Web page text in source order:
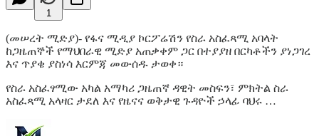
1
(መሠረት ሚድያ)- የፋና ሚዲያ ኮርፖሬሽን የስራ አስፈጻሚ አባላት
ከጋዜጠኞች የማህበራዊ ሚድያ አጠቃቀም ጋር በተያያዘ በርካቶችን ያነጋገረ
እና ጥያቄ ያስነሳ እርምጃ መውሰዱ ታወቀ።
የስራ አስፈፃሚው አካል አማካሪ ጋዜጠኛ ዳዊት መስፍን፣ ምክትል ስራ
አስፈጻሚ አላዛር ታደለ እና የዜናና ወቅታዊ ጉዳዮች ኃላፊ ባህሩ …